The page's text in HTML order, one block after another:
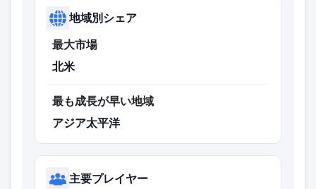
地域別シェア
最大市場
北米
最も成長が早い地域
アジア太平洋
主要プレイヤー